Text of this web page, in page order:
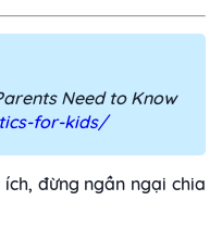
Need to Know
for-kids/
đừng ngần ngại chia